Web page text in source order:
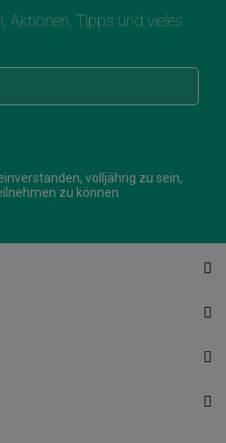
Aktionen, Tipps und vieles
volljährig zu sein,
zu können